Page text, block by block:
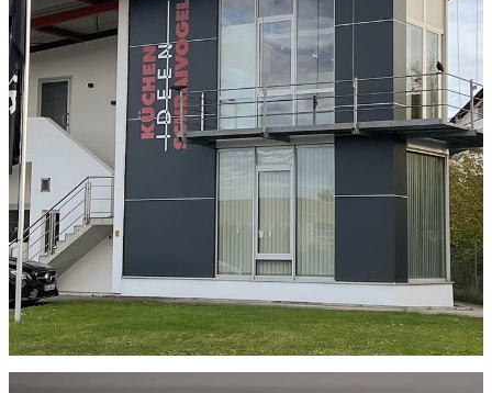
Kontakt & Anfahrt
Termin vereinbaren
 07352-93114